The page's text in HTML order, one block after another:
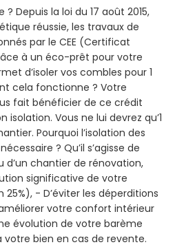
Depuis la loi du 17 août 2015,
réussie, les travaux de
par le CEE (Certificat
à un éco-prêt pour votre
d’isoler vos combles pour 1
cela fonctionne ? Votre
fait bénéficier de ce crédit
isolation. Vous ne lui devrez qu’1
Pourquoi l’isolation des
? Qu’il s’agisse de
chantier de rénovation,
significative de votre
- D’éviter les déperditions
votre confort intérieur
évolution de votre barème
votre bien en cas de revente.